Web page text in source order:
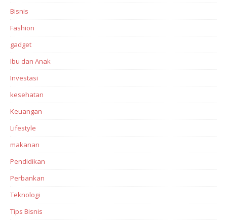
Bisnis
Fashion
gadget
Ibu dan Anak
Investasi‎
kesehatan
Keuangan
Lifestyle
makanan
Pendidikan
Perbankan‎
Teknologi
Tips Bisnis